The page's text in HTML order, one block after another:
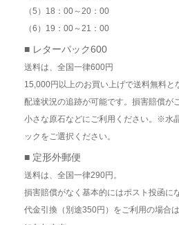
（5）18：00～20：00
（6）19：00～21：00
■ レターパック600
送料は、全国一律600円
15,000円以上のお買い上げで送料無料と
配達状況の追跡が可能です。損害賠償が
小さな原石などにご利用ください。※水
ックをご選択ください。
■ 定形外郵便
送料は、全国一律290円。
損害賠償がなく基本的にはポスト投函に
代金引換（別途350円）をご利用の場合